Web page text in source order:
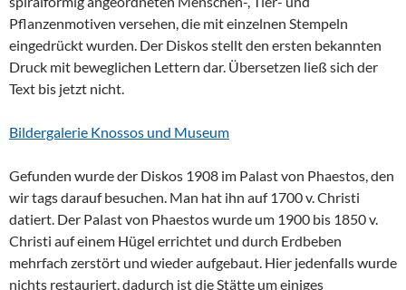
Pflanzenmotiven versehen, die mit einzelnen Stempeln
eingedrückt wurden. Der Diskos stellt den ersten bekannten
Druck mit beweglichen Lettern dar. Übersetzen ließ sich der
Text bis jetzt nicht.
Bildergalerie Knossos und Museum
Gefunden wurde der Diskos 1908 im Palast von Phaestos, den
wir tags darauf besuchen. Man hat ihn auf 1700 v. Christi
datiert. Der Palast von Phaestos wurde um 1900 bis 1850 v.
Christi auf einem Hügel errichtet und durch Erdbeben
mehrfach zerstört und wieder aufgebaut. Hier jedenfalls wurde
nichts restauriert, dadurch ist die Stätte um einiges